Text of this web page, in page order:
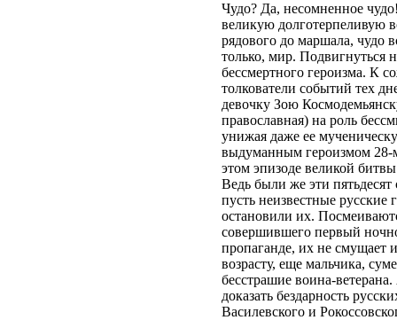
Чудо? Да, несомненное
великую долготерпеливую
рядового до маршала, чудо
только, мир. Подвигнуться
бессмертного героизма. К
толкователи событий тех
девочку Зою
православная) на роль
унижая даже ее
выдуманным героизмом 28-
этом эпизоде великой
Ведь были же эти
пусть неизвестные
остановили их.
совершившего первый
пропаганде, их не смущает
возрасту, еще мальчика,
бесстрашие воина-
доказать бездарность
Василевского и